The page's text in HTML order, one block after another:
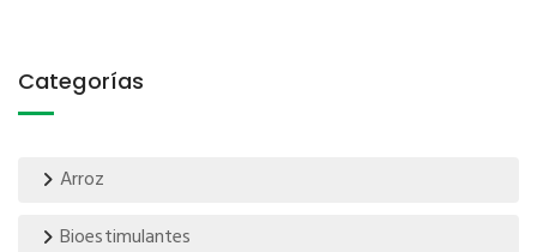
Categorías
Arroz
Bioestimulantes